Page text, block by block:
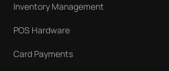
Inventory Management
POS Hardware
Card Payments